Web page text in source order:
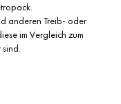
anderen Treib- oder
im Vergleich zum
sind.